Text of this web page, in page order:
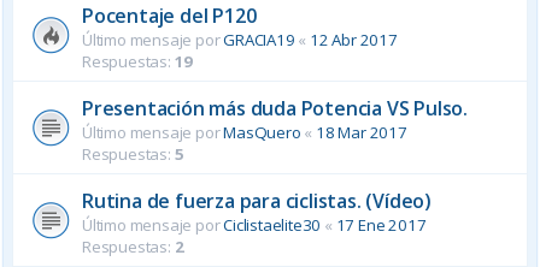
Pocentaje del P120
Último mensaje porGRACIA19 « 12 Abr 2017
Respuestas: 19
Presentación más duda Potencia VS Pulso.
Último mensaje porMasQuero « 18 Mar 2017
Respuestas: 5
Rutina de fuerza para ciclistas. (Vídeo)
Último mensaje porCiclistaelite30 « 17 Ene 2017
Respuestas: 2